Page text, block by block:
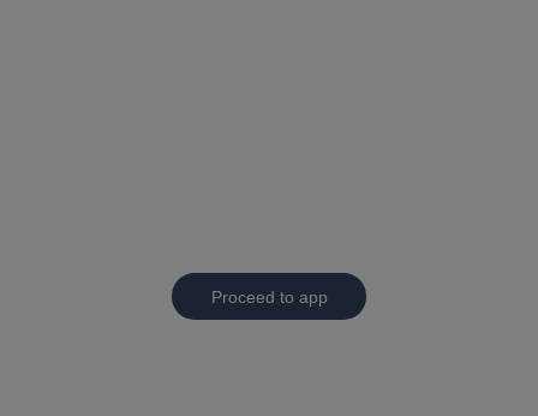
Proceed to app